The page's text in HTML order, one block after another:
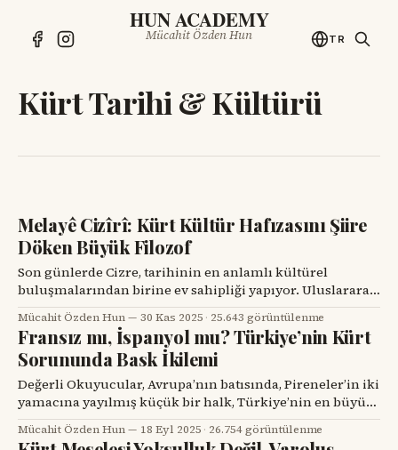
HUN ACADEMY
Mücahit Özden Hun TR
Kürt Tarihi & Kültürü
Melayê Cizîrî: Kürt Kültür Hafızasını Şiire
Döken Büyük Filozof
Son günlerde Cizre, tarihinin en anlamlı kültürel
buluşmalarından birine ev sahipliği yapıyor. Uluslararası
Melayê Cizîrî Sempozyumu, bölgenin dört bir yanından
akademisyenleri, araştırmacıları ve entelektüelleri bir
araya getirerek büyük şairin mirasını yeniden gündeme
taşıdı. Etkinliğin en dikkat çekici yönlerinden biri ise,
Kuzey Irak Kürdistan Bölgesi’nin onursal başkanı Mesud
Barzanî’nin
Mücahit Özden Hun 30 Kas 2025 · 25.643 görüntülenme
Fransız mı, İspanyol mu? Türkiye’nin Kürt
Sorununda Bask İkilemi
Değerli Okuyucular, Avrupa’nın batısında, Pireneler’in iki
yamacına yayılmış küçük bir halk, Türkiye’nin en büyük
siyasal meselelerinden birine ışık tutuyor: Basklar. Aynı
halk, iki farklı devlet içinde iki farklı deneyim yaşıyor.
Mücahit Özden Hun 18 Eyl 2025 · 26.754 görüntülenme